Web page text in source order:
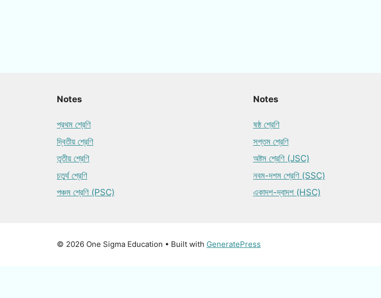
Notes
প্রথম শ্রেণি
দ্বিতীয় শ্রেণি
তৃতীয় শ্রেণি
চতুর্থ শ্রেণি
পঞ্চম শ্রেণি (PSC)
Notes
ষষ্ঠ শ্রেণি
সপ্তম শ্রেণি
অষ্টম শ্রেণি (JSC)
নবম-দশম শ্রেণি (SSC)
একাদশ-দ্বাদশ (HSC)
© 2026 One Sigma Education • Built with GeneratePress